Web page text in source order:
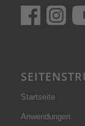
Startseite
Anwendungen